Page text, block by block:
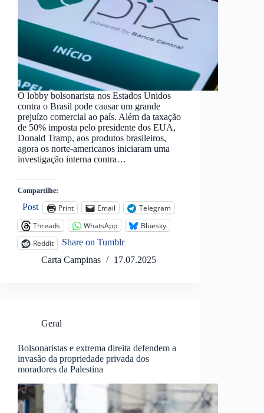
O lobby bolsonarista nos Estados Unidos
contra o Brasil pode causar um grande
prejuízo comercial ao país. Além da taxação
de 50% imposta pelo presidente dos EUA,
Donald Tramp, aos produtos brasileiros,
agora os norte-americanos iniciaram uma
investigação interna contra…
Compartilhe:
Post Print Email
Telegram
Threads
WhatsApp
Bluesky
Reddit
Share on Tumblr
Carta Campinas
17.07.2025
Geral
Bolsonaristas e extrema direita defendem a
invasão da propriedade privada dos
moradores da Palestina